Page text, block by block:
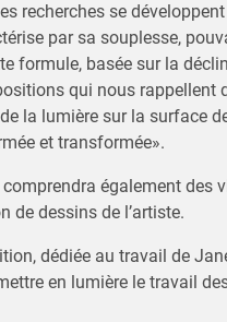
recherches se
par sa souplesse,
formule, basée sur la
qui nous rappellent
la lumière sur la surface
et transformée».
comprendra également des
de dessins de l’artiste.
dédiée au travail de
en lumière le travail